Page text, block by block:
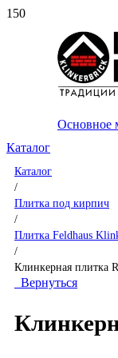
Основное
Каталог
Каталог
/
Плитка под кирпич
/
Плитка Feldhaus
/
Клинкерная плитка
Вернуться